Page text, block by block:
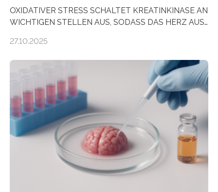
OXIDATIVER STRESS SCHALTET KREATINKINASE AN
WICHTIGEN STELLEN AUS, SODASS DAS HERZ AUS
aus dem Deutschen Zentrum für Herzinsuffizienz
im Journal Circulation, warum der Energietransport bei
der Hypertrophen Kardiomyopathie (HCM) versagen
kann und wie sich durch eine Verringerung der
Herzbelastung und des oxidativen Stresses
Rhythmusstörungen reduzieren lassen. Würzburg. Die
hypertrophe Kardiomyopathie (HCM) ist die häufigste
erblich bedingte Herzerkrankung. Sie führt dazu, dass
sich die linke Herzkammer verdickt, der Herzmuskel zu
stark kontrahiert…
27.10.2025